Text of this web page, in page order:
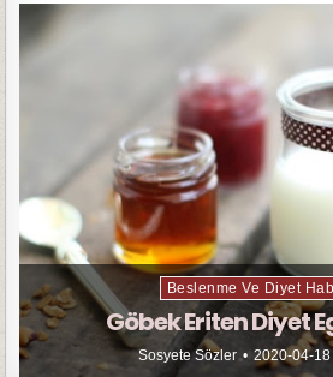
Beslenme Ve Diyet
Göbek Eriten Diyet
Sosyete Sözler 2020-04-18